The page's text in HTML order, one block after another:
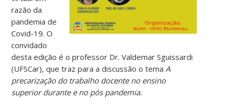
razão da
pandemia de
Covid-19. O
convidado
desta edição é o professor Dr. Valdemar Sguissardi
(UFSCar), que traz para a discussão o tema A
precarização do trabalho docente no ensino
superior durante e no pós pandemia.